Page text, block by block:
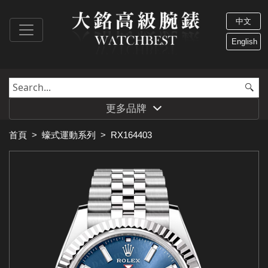
中文
English
更多品牌
首頁 > 蠔式運動系列 > RX164403